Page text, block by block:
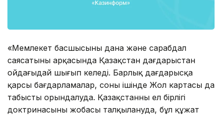
«Мемлекет басшысының дана және сарабдал
саясатының арқасында Қазақстан дағдарыстан
ойдағыдай шығып келеді. Барлық дағдарысқа
қарсы бағдарламалар, соның ішінде Жол картасы да
табысты орындалуда. Қазақстанның ел бірлігі
доктринасының жобасы талқылануда, бұл құжат